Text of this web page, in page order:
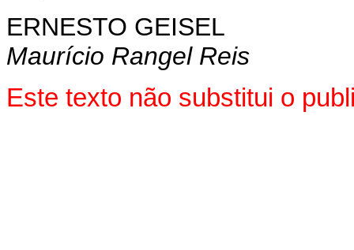
ERNESTO GEISEL
Maurício Rangel Reis
Este texto não substitui o